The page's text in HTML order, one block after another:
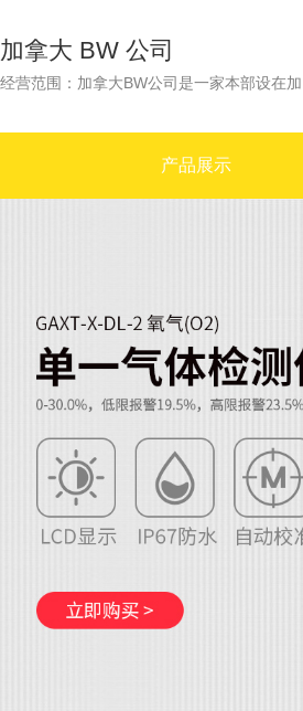
加拿大 BW 公司
产品展示